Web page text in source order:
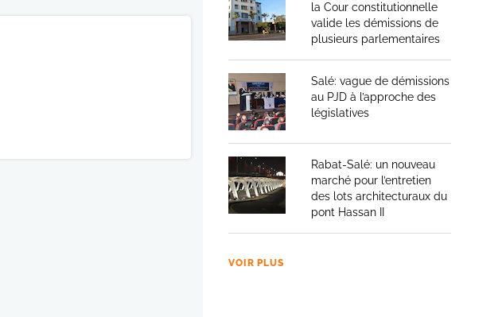
la Cour constitutionnelle
valide les démissions de
plusieurs parlementaires
Salé: vague de démissions
au PJD à l’approche des
législatives
Rabat-Salé: un nouveau
marché pour l’entretien
des lots architecturaux du
pont Hassan II
VOIR PLUS